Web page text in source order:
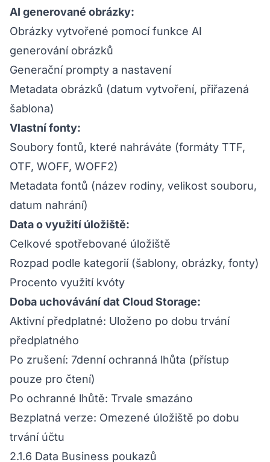
AI generované obrázky:
Obrázky vytvořené pomocí funkce AI
generování obrázků
Generační prompty a nastavení
Metadata obrázků (datum vytvoření, přiřazená
šablona)
Vlastní fonty:
Soubory fontů, které nahráváte (formáty TTF,
OTF, WOFF, WOFF2)
Metadata fontů (název rodiny, velikost souboru,
datum nahrání)
Data o využití úložiště:
Celkové spotřebované úložiště
Rozpad podle kategorií (šablony, obrázky, fonty)
Procento využití kvóty
Doba uchovávání dat Cloud Storage:
Aktivní předplatné: Uloženo po dobu trvání
předplatného
Po zrušení: 7denní ochranná lhůta (přístup
pouze pro čtení)
Po ochranné lhůtě: Trvale smazáno
Bezplatná verze: Omezené úložiště po dobu
trvání účtu
2.1.6 Data Business poukazů